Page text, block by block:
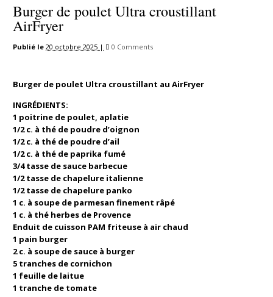
Burger de poulet Ultra croustillant
AirFryer
Publié le 20 octobre 2025 | 0 Comments
Burger de poulet Ultra croustillant au AirFryer
INGRÉDIENTS:
1 poitrine de poulet, aplatie
1/2 c. à thé de poudre d’oignon
1/2 c. à thé de poudre d’ail
1/2 c. à thé de paprika fumé
3/4 tasse de sauce barbecue
1/2 tasse de chapelure italienne
1/2 tasse de chapelure panko
1 c. à soupe de parmesan finement râpé
1 c. à thé herbes de Provence
Enduit de cuisson PAM friteuse à air chaud
1 pain burger
2 c. à soupe de sauce à burger
5 tranches de cornichon
1 feuille de laitue
1 tranche de tomate